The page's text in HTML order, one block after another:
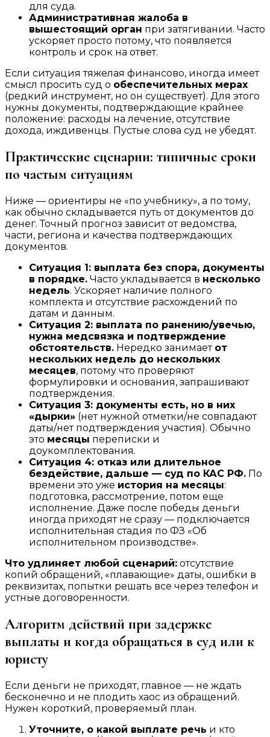
для суда.
Административная жалоба в
вышестоящий орган при затягивании. Часто
ускоряет просто потому, что появляется
контроль и срок на ответ.
Если ситуация тяжелая финансово, иногда имеет
смысл просить суд о обеспечительных мерах
(редкий инструмент, но он существует). Для этого
нужны документы, подтверждающие крайнее
положение: расходы на лечение, отсутствие
дохода, иждивенцы. Пустые слова суд не убедят.
Практические сценарии: типичные сроки
по частым ситуациям
Ниже — ориентиры не «по учебнику», а по тому,
как обычно складывается путь от документов до
денег. Точный прогноз зависит от ведомства,
части, региона и качества подтверждающих
документов.
Ситуация 1: выплата без спора, документы
в порядке. Часто укладывается в несколько
недель. Ускоряет наличие полного
комплекта и отсутствие расхождений по
датам и данным.
Ситуация 2: выплата по ранению/увечью,
нужна медсвязка и подтверждение
обстоятельств. Нередко занимает от
нескольких недель до нескольких
месяцев, потому что проверяют
формулировки и основания, запрашивают
подтверждения.
Ситуация 3: документы есть, но в них
«дырки» (нет нужной отметки/не совпадают
даты/нет подтверждения участия). Обычно
это месяцы переписки и
доукомплектования.
Ситуация 4: отказ или длительное
бездействие, дальше — суд по КАС РФ. По
времени это уже история на месяцы:
подготовка, рассмотрение, потом еще
исполнение. Даже после победы деньги
иногда приходят не сразу — подключается
исполнительная стадия по ФЗ «Об
исполнительном производстве».
Что удлиняет любой сценарий: отсутствие
копий обращений, «плавающие» даты, ошибки в
реквизитах, попытки решать все через телефон и
устные договоренности.
Алгоритм действий при задержке
выплаты и когда обращаться в суд или к
юристу
Если деньги не приходят, главное — не ждать
бесконечно и не плодить хаос из обращений.
Нужен короткий, проверяемый план.
Уточните, о какой выплате речь и кто